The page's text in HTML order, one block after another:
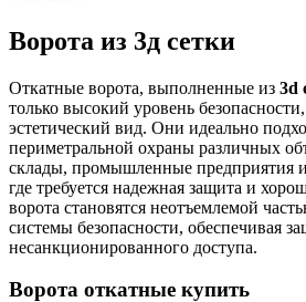
Ворота из 3д сетки
Откатные ворота, выполненные из 3d
только высокий уровень
эстетический вид. Они идеально
периметральной охраны различных
склады, промышленные предприятия
где требуется надежная защита и
ворота становятся неотъемлемой
системы безопасности, обеспечивая
несанкционированного доступа.
Ворота откатные купить